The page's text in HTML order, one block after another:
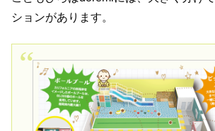
ションがあります。